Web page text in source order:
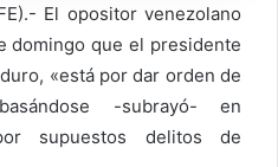
El opositor venezolano
domingo que el presidente
«está por dar orden de
-subrayó- en
supuestos delitos de